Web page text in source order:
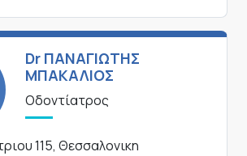
Dr ΠΑΝΑΓΙΩΤΗΣ
ΜΠΑΚΑΛΙΟΣ
Οδοντίατρος
115, Θεσσαλονικη